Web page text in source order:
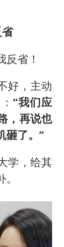
省！
好，主动
“我们应
，再说也
砸了。”
学，给其